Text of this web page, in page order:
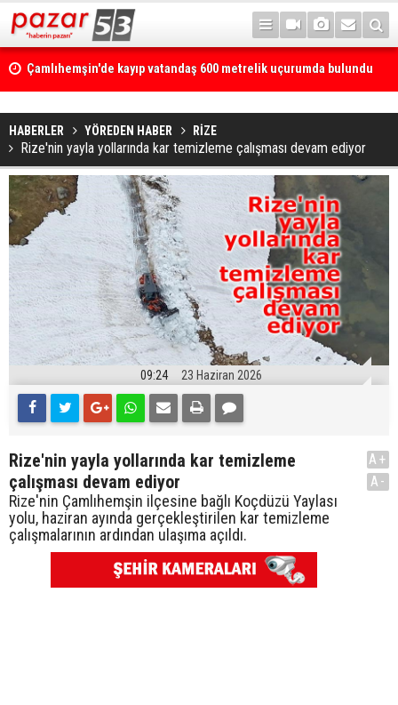
Çamlıhemşin'de kayıp vatandaş 600 metrelik uçurumda bulundu
HABERLER YÖREDEN HABER RİZE
Rize'nin yayla yollarında kar temizleme çalışması devam ediyor
09:24 23 Haziran 2026
Rize'nin yayla yollarında kar temizleme
çalışması devam ediyor
Rize'nin Çamlıhemşin ilçesine bağlı Koçdüzü Yaylası
yolu, haziran ayında gerçekleştirilen kar temizleme
çalışmalarının ardından ulaşıma açıldı.
A+
A-